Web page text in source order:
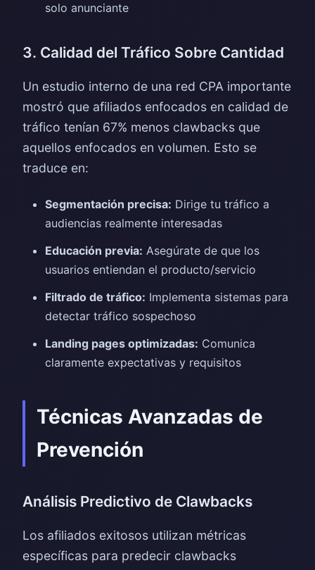
solo anunciante
3. Calidad del Tráfico Sobre Cantidad
Un estudio interno de una red CPA importante
mostró que afiliados enfocados en calidad de
tráfico tenían 67% menos clawbacks que
aquellos enfocados en volumen. Esto se
traduce en:
Segmentación precisa: Dirige tu tráfico a
audiencias realmente interesadas
Educación previa: Asegúrate de que los
usuarios entiendan el producto/servicio
Filtrado de tráfico: Implementa sistemas para
detectar tráfico sospechoso
Landing pages optimizadas: Comunica
claramente expectativas y requisitos
Técnicas Avanzadas de
Prevención
Análisis Predictivo de Clawbacks
Los afiliados exitosos utilizan métricas
específicas para predecir clawbacks